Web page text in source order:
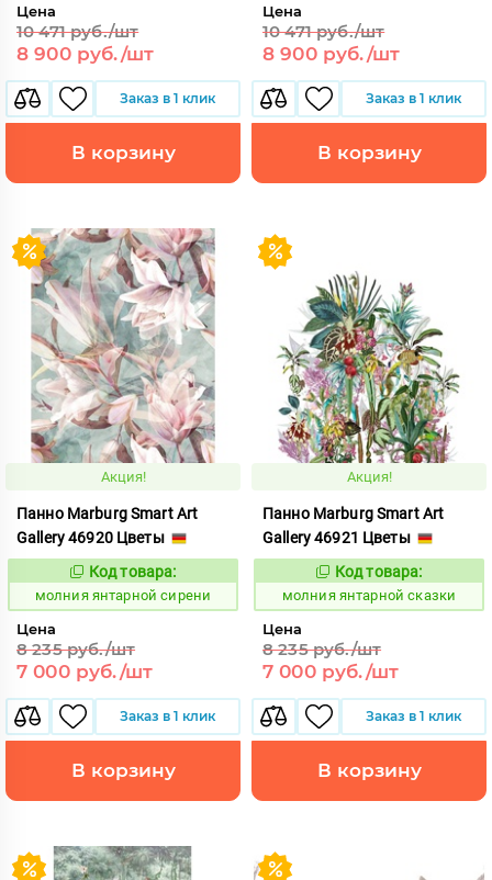
Цена
10 471 руб./шт
8 900 руб./шт
Заказ в 1 клик
В корзину
Цена
10 471 руб./шт
8 900 руб./шт
Заказ в 1 клик
В корзину
Акция!
Панно Marburg Smart Art
Gallery 46920 Цветы
1015464
Код товара:
молния янтарной сирени
Цена
8 235 руб./шт
7 000 руб./шт
Заказ в 1 клик
В корзину
Акция!
Панно Marburg Smart Art
Gallery 46921 Цветы
1015465
Код товара:
молния янтарной сказки
Цена
8 235 руб./шт
7 000 руб./шт
Заказ в 1 клик
В корзину